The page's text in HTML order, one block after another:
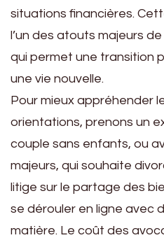
situations financières.
l’un des atouts majeurs
qui permet une transition
une vie nouvelle.
Pour mieux appréhender
orientations, prenons un
couple sans enfants, ou
majeurs, qui souhaite
litige sur le partage des
se dérouler en ligne avec
matière. Le coût des